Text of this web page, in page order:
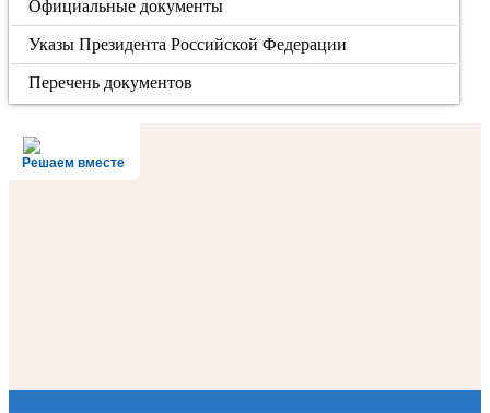
Официальные документы
Указы Президента Российской Федерации
Перечень документов
Решаем вместе